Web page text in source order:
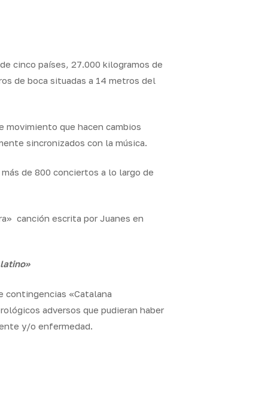
cinco países, 27.000 kilogramos de
de boca situadas a 14 metros del
movimiento que hacen cambios
sincronizados con la música.
de 800 conciertos a lo largo de
canción escrita por Juanes en
contingencias «Catalana
adversos que pudieran haber
y/o enfermedad.